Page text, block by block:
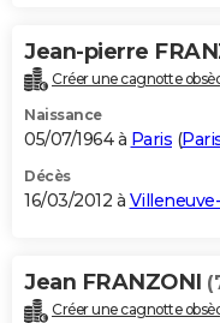
Jean-pierre
Créer une cagnotte
Naissance
05/07/1964 à Paris (
Décès
16/03/2012 à
Jean FRANZONI
Créer une cagnotte